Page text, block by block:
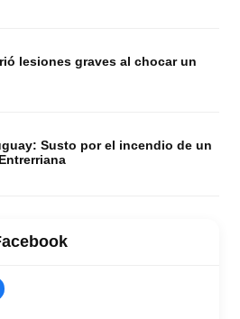
lesiones graves al chocar un
Susto por el incendio de un